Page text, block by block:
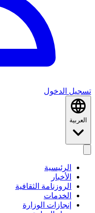
تسجيل الدخول
العربية
الرئيسية
الأخبار
الروزنامة الثقافية
الخدمات
إنجازات الوزارة